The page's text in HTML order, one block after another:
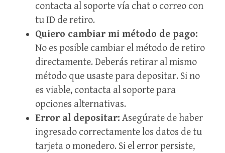
contacta al soporte vía chat o correo con
tu ID de retiro.
Quiero cambiar mi método de pago:
No es posible cambiar el método de retiro
directamente. Deberás retirar al mismo
método que usaste para depositar. Si no
es viable, contacta al soporte para
opciones alternativas.
Error al depositar: Asegúrate de haber
ingresado correctamente los datos de tu
tarjeta o monedero. Si el error persiste,